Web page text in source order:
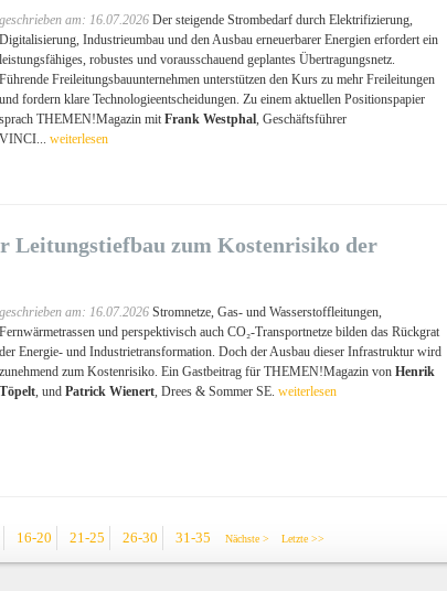
geschrieben am: 16.07.2026Der steigende Strombedarf durch Elektrifizierung,
Digitalisierung, Industrieumbau und den Ausbau erneuerbarer Energien erfordert ein
leistungsfähiges, robustes und vorausschauend geplantes Übertragungsnetz.
Führende Freileitungsbauunternehmen unterstützen den Kurs zu mehr Freileitungen
und fordern klare Technologieentscheidungen. Zu einem aktuellen Positionspapier
sprach THEMEN!Magazin mit Frank Westphal, Geschäftsführer
VINCI... weiterlesen
Leitungstiefbau zum Kostenrisiko der
geschrieben am: 16.07.2026Stromnetze, Gas- und Wasserstoffleitungen,
Fernwärmetrassen und perspektivisch auch CO₂-Transportnetze bilden das Rückgrat
der Energie- und Industrietransformation. Doch der Ausbau dieser Infrastruktur wird
zunehmend zum Kostenrisiko. Ein Gastbeitrag für THEMEN!Magazin von Henrik
Töpelt, und Patrick Wienert, Drees & Sommer SE. weiterlesen
16-20 21-25 26-30 31-35 Nächste > Letzte >>